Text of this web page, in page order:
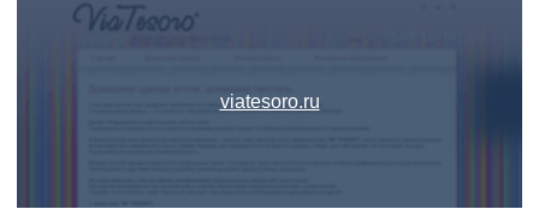
viatesoro.ru